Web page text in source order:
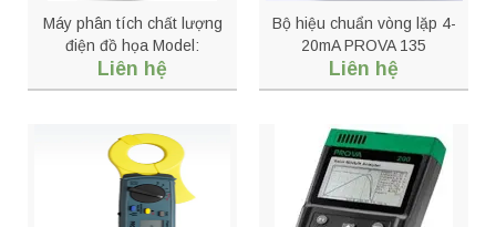
Máy phân tích chất lượng
điện đồ họa Model:
PROVA 6200
Liên hệ
Bộ hiệu chuẩn vòng lặp 4-
20mA PROVA 135
Liên hệ